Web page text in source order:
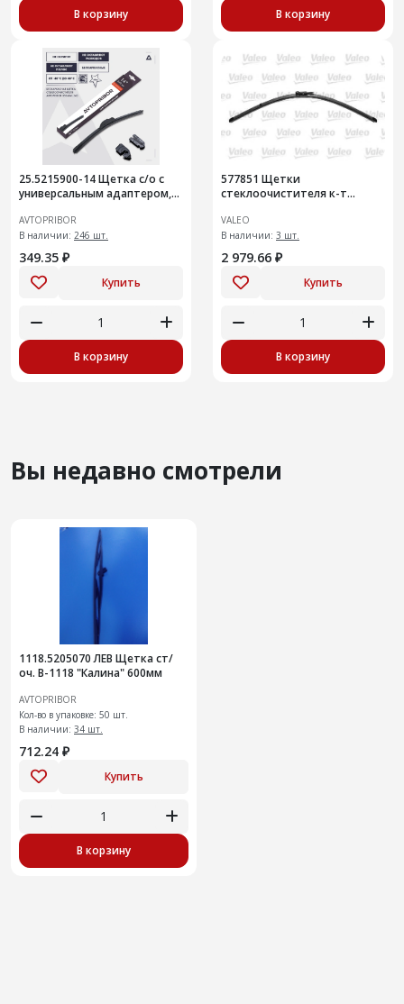
В корзину В корзину
25.5215900-14 Щетка с/о с
универсальным адаптером,
AVTOPRIBOR
В наличии: 246 шт.
349.35 ₽
Купить
В корзину
577851 Щетки
стеклоочистителя к-т
VALEO
В наличии: 3 шт.
2 979.66 ₽
Купить
В корзину
Вы недавно смотрели
1118.5205070 ЛЕВ Щетка ст/
оч. В-1118 "Калина" 600мм
AVTOPRIBOR
Кол-во в упаковке: 50 шт.
В наличии: 34 шт.
712.24 ₽
Купить
В корзину